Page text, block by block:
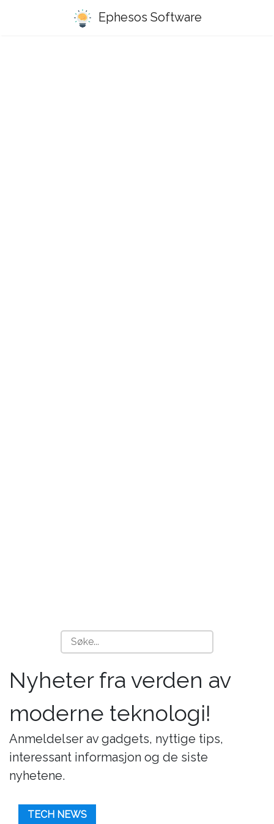
Ephesos Software
Nyheter fra verden av
moderne teknologi!
Anmeldelser av gadgets, nyttige tips,
interessant informasjon og de siste
nyhetene.
TECH NEWS